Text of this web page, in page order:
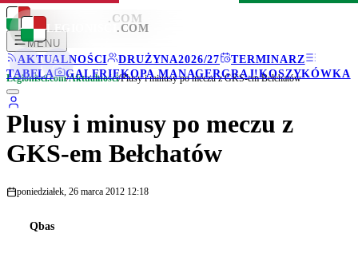
LEGIONISCI .COM
MENU
AKTUALNOŚCI
DRUŻYNA2026/27
TERMINARZ
TABELA
GALERIEKOPA MANAGERGRAJ!KOSZYKÓWKA
LEGIONISCI .COM
Legionisci.com/Aktualności/Plusy i minusy po meczu z GKS-em Bełchatów
Plusy i minusy po meczu z
GKS-em Bełchatów
poniedziałek, 26 marca 2012 12:18
Qbas